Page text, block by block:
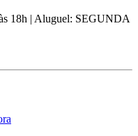
18h | Aluguel: SEGUNDA